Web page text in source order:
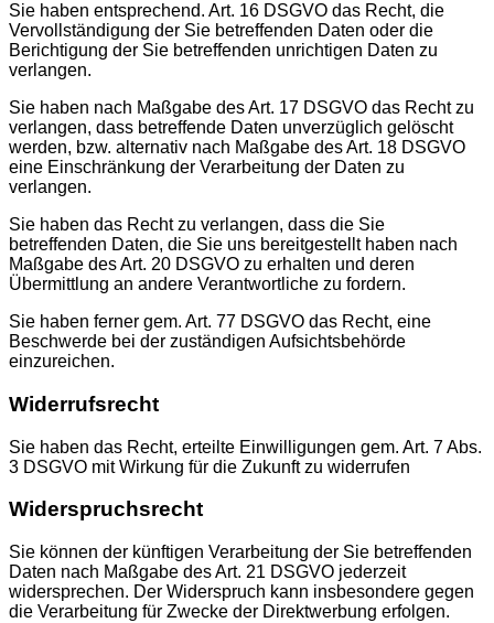
Sie haben entsprechend. Art. 16 DSGVO das Recht, die
Vervollständigung der Sie betreffenden Daten oder die
Berichtigung der Sie betreffenden unrichtigen Daten zu
verlangen.
Sie haben nach Maßgabe des Art. 17 DSGVO das Recht zu
verlangen, dass betreffende Daten unverzüglich gelöscht
werden, bzw. alternativ nach Maßgabe des Art. 18 DSGVO
eine Einschränkung der Verarbeitung der Daten zu
verlangen.
Sie haben das Recht zu verlangen, dass die Sie
betreffenden Daten, die Sie uns bereitgestellt haben nach
Maßgabe des Art. 20 DSGVO zu erhalten und deren
Übermittlung an andere Verantwortliche zu fordern.
Sie haben ferner gem. Art. 77 DSGVO das Recht, eine
Beschwerde bei der zuständigen Aufsichtsbehörde
einzureichen.
Widerrufsrecht
Sie haben das Recht, erteilte Einwilligungen gem. Art. 7 Abs.
3 DSGVO mit Wirkung für die Zukunft zu widerrufen
Widerspruchsrecht
Sie können der künftigen Verarbeitung der Sie betreffenden
Daten nach Maßgabe des Art. 21 DSGVO jederzeit
widersprechen. Der Widerspruch kann insbesondere gegen
die Verarbeitung für Zwecke der Direktwerbung erfolgen.